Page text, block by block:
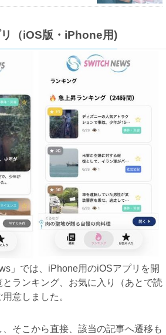
（iOS版・iPhone用)
」では、iPhone用のiOSアプリを開
ランキング、お気に入り（あとで読
意しました。
そこから直接、該当の記事へ遷移も